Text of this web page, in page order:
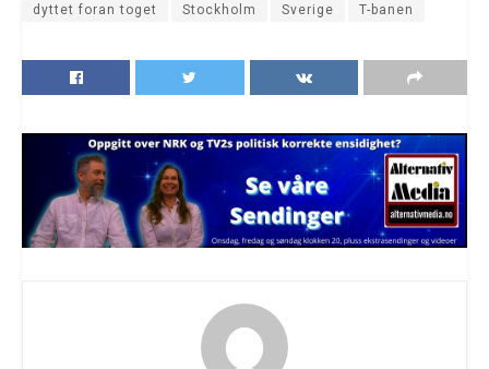
dyttet foran toget Stockholm Sverige T-banen